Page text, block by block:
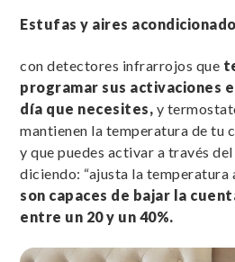
Estufas y aires
con detectores infrarrojos que
programar sus activaciones
día que necesites, y
mantienen la temperatura de tu
y que puedes activar a través
diciendo: “ajusta la temperatura
son capaces de bajar la
entre un 20 y un 40%.